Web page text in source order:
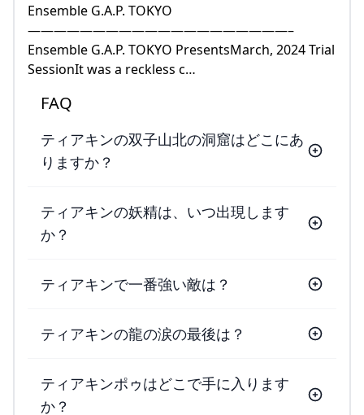
Ensemble G.A.P. TOKYO
————————————————————–
Ensemble G.A.P. TOKYO PresentsMarch, 2024 Trial
SessionIt was a reckless c…
FAQ
ティアキンの双子山北の洞窟はどこにあ
りますか？
ティアキンの妖精は、いつ出現します
か？
ティアキンで一番強い敵は？
ティアキンの龍の涙の最後は？
ティアキンポゥはどこで手に入ります
か？